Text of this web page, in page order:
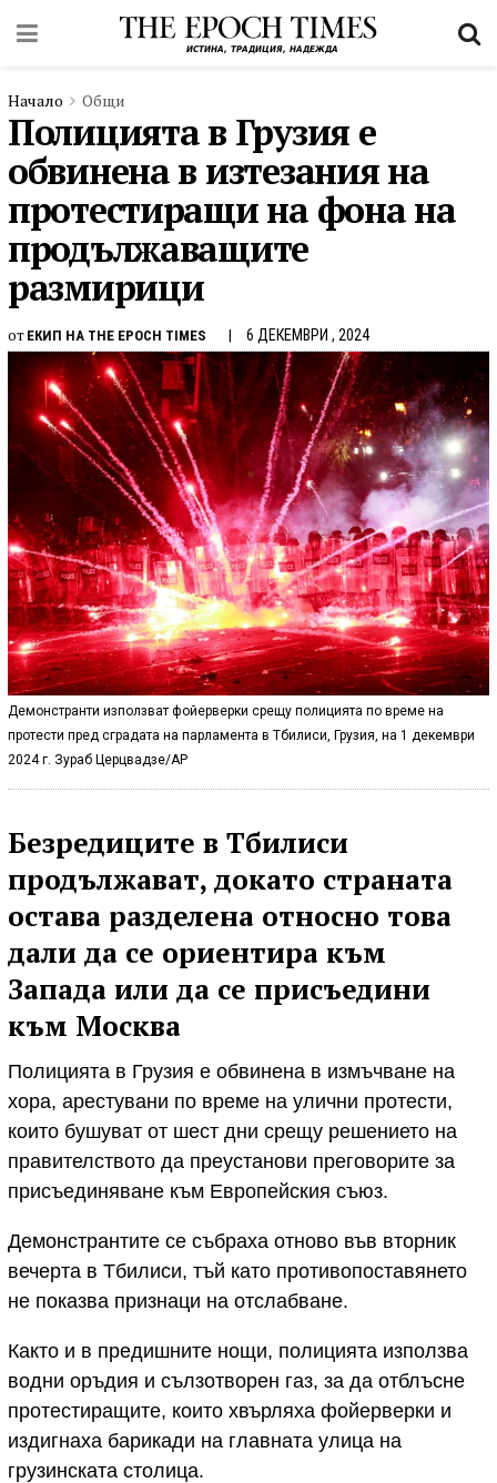
Начало Общи
Полицията в Грузия е
обвинена в изтезания на
протестиращи на фона на
продължаващите
размирици
от ЕКИП НА THE EPOCH TIMES 6 ДЕКЕМВРИ , 2024
Демонстранти използват фойерверки срещу полицията по време на
протести пред сградата на парламента в Тбилиси, Грузия, на 1 декември
2024 г. Зураб Церцвадзе/AP
Безредиците в Тбилиси
продължават, докато страната
остава разделена относно това
дали да се ориентира към
Запада или да се присъедини
към Москва
Полицията в Грузия е обвинена в измъчване на
хора, арестувани по време на улични протести,
които бушуват от шест дни срещу решението на
правителството да преустанови преговорите за
присъединяване към Европейския съюз.
Демонстрантите се събраха отново във вторник
вечерта в Тбилиси, тъй като противопоставянето
не показва признаци на отслабване.
Както и в предишните нощи, полицията използва
водни оръдия и сълзотворен газ, за да отблъсне
протестиращите, които хвърляха фойерверки и
издигнаха барикади на главната улица на
грузинската столица.